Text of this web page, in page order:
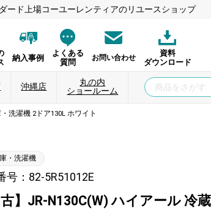
ード上場コーユーレンティアのリユースショップ
納入事例
よくある
質問
お問い合わせ
資料
ダウンロード
沖縄店
丸の内
ショールーム
洗濯機 2ドア130L ホワイト
・洗濯機
号：82-5R51012E
古】JR-N130C(W) ハイアール 冷